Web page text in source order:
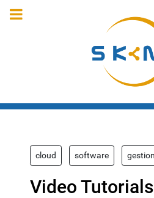
cloud software
Video